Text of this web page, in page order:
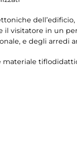
visitatore in un
e degli arredi
materiale